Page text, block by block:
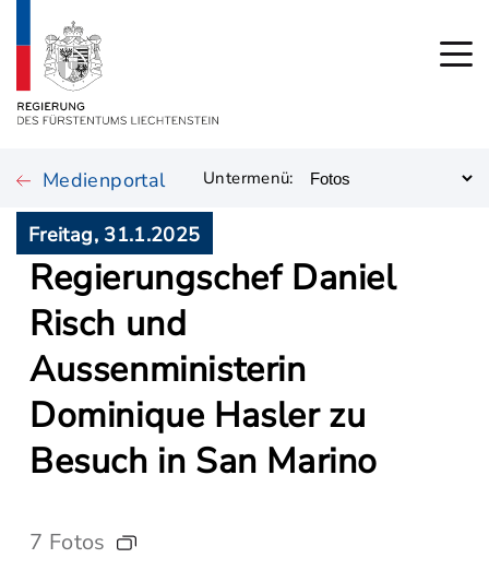
Medienportal Untermenü:
Freitag, 31.1.2025
Regierungschef Daniel
Risch und
Aussenministerin
Dominique Hasler zu
Besuch in San Marino
7 Fotos